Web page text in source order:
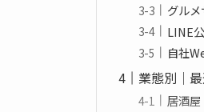
グル
LINE
自社
業態別｜
居酒